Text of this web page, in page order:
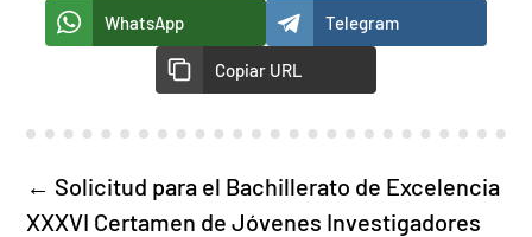
WhatsApp Telegram
Copiar URL
← Solicitud para el Bachillerato de Excelencia
XXXVI Certamen de Jóvenes Investigadores